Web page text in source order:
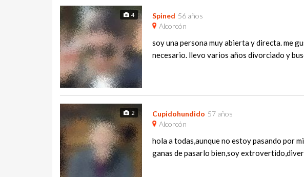
4 Spined 56 años
Alcorcón
soy una persona muy abierta y directa. me
necesario. llevo varios años divorciado y
2 Cupidohundido 57 años
Alcorcón
hola a todas,aunque no estoy pasando por
ganas de pasarlo bien,soy